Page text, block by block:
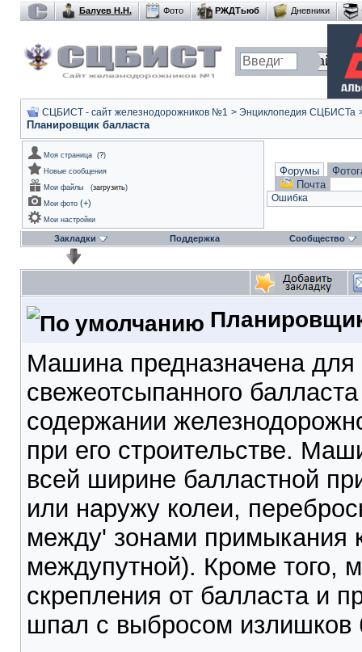
Балуев Н.Н. Фото РЖДТьюб Дневники
СЦБИСТ - сайт железнодорожников №1 > Энциклопедия СЦБИСТа
Планировщик балласта
Моя страница (?)
Новые сообщения
Мои файлы
(загрузить)
Мои фото (+)
Мои настройки
Форумы
Почта
Ошибка
Закладки Поддержка Сообщество
Машина предназначена для
свежеотсыпанного
содержании
при его строительстве.
всей ширине балластной
или наружу колеи,
между' зонами примыкания
междупутной). Кроме того,
скрепления от балласта и
шпал с выбросом излишков